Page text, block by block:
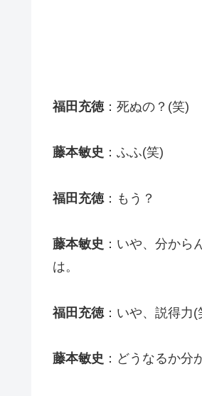
福田充徳：死ぬの？(笑)
藤本敏史 ：ふふ(笑)
福田充徳：もう？
藤本敏史 ：いや、分か
は。
福田充徳：いや、説得力(
藤本敏史 ：どうなるか分